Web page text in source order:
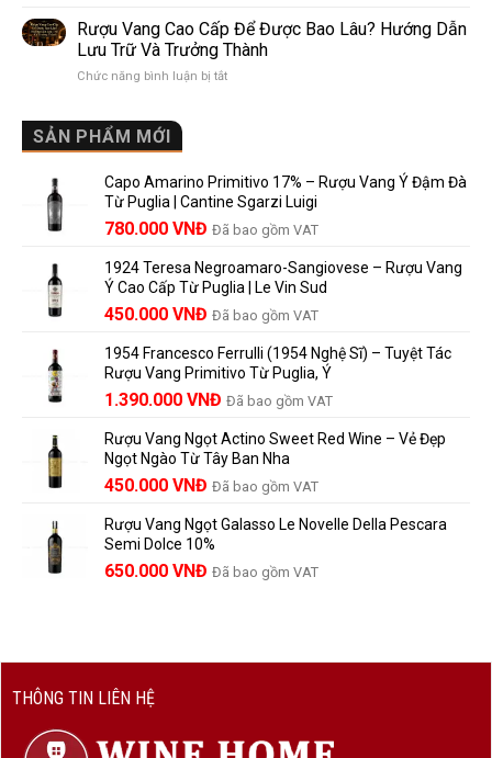
Dễ
Hiểu
Người
khác
nhau
và
vì
lựa
chọn
đáng
en
Bouteille
au
Château
nhãn
rượu
vang
và
những
người
vang
nên
biết
Rượu Vang Cao Cấp Để Được Bao Lâu? Hướng Dẫn
Lưu Trữ Và Trưởng Thành
Chức năng bình luận bị tắtở
Được
Bao
Lâu?
Hướng
Lưu
Trữ
Và
Thành
SẢN PHẨM MỚI
Capo Amarino Primitivo 17% – Rượu Vang Ý Đậm Đà
Từ Puglia | Cantine Sgarzi Luigi
Giá
là:
858.000 VNĐ.
780.000 VNĐ Giá
tại
là:
780.000 VNĐ.
Đã bao gồm VAT
1924 Teresa Negroamaro-Sangiovese – Rượu Vang
Ý Cao Cấp Từ Puglia | Le Vin Sud
Giá
là:
495.000 VNĐ.
450.000 VNĐ Giá
tại
là:
450.000 VNĐ.
Đã bao gồm VAT
1954 Francesco Ferrulli (1954 Nghệ Sĩ) – Tuyệt Tác
Rượu Vang Primitivo Từ Puglia, Ý
Giá
là:
1.529.000 VNĐ.
1.390.000 VNĐ Giá
tại
là:
1.390.000 VNĐ.
Đã bao gồm VAT
Rượu Vang Ngọt Actino Sweet Red Wine – Vẻ Đẹp
Ngọt Ngào Từ Tây Ban Nha
450.000 VNĐ Đã bao gồm VAT
Rượu Vang Ngọt Galasso Le Novelle Della Pescara
Semi Dolce 10%
650.000 VNĐ Đã bao gồm VAT
THÔNG TIN LIÊN HỆ